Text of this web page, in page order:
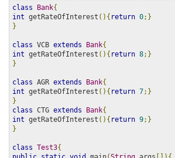
class Bank{
int getRateOfInterest (){ return 0;}
}
class VCB extends Bank{
int getRateOfInterest (){ return 8;}
}
class AGR extends Bank{
int getRateOfInterest (){ return 7;}
}
class CTG extends Bank{
int getRateOfInterest (){ return 9;}
}
class Test3{